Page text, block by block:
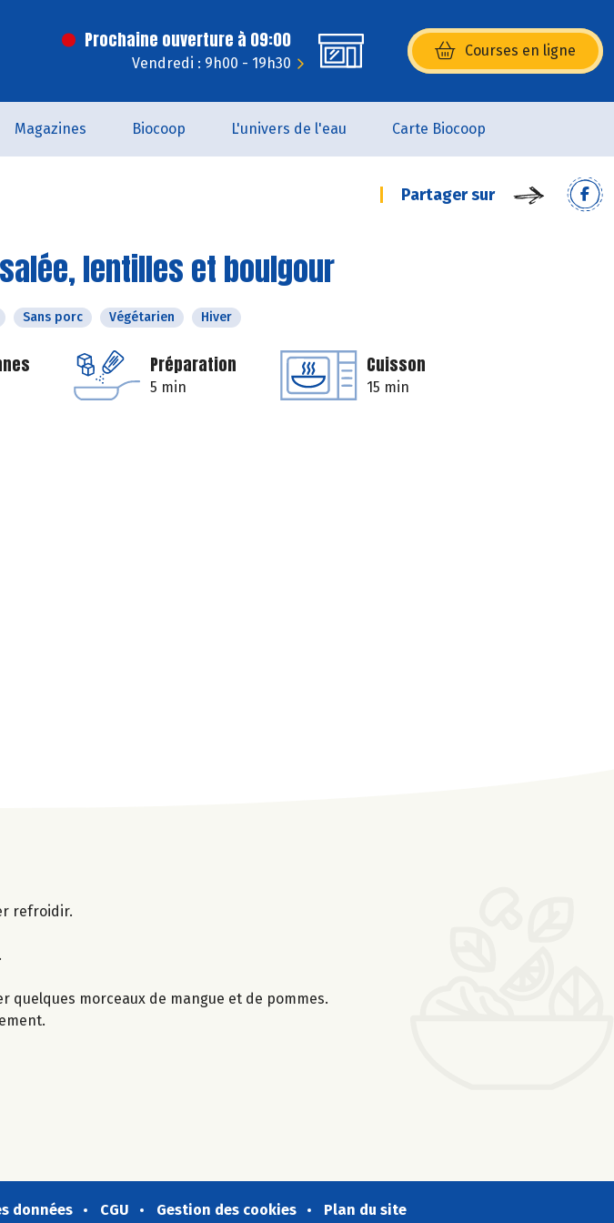
Prochaine ouverture à 09:00
Vendredi : 9h00 - 19h30
Courses en ligne
(s’ouvre dans une nouvelle
Magazines Biocoop L'univers de l'eau Carte Biocoop
Partager sur
lentilles et boulgour
Sans porc Végétarien Hiver
Préparation
5 min
Cuisson
15 min
refroidir.
morceaux de mangue et de pommes.
données CGU Gestion des cookies Plan du site